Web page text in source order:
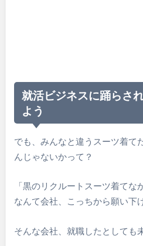
就活ビジネスに踊らさ
よう
でも、みんなと違うスーツ着て
んじゃないかって？
「黒のリクルートスーツ着てな
なんて会社、こっちから願い下
そんな会社、就職したとしても